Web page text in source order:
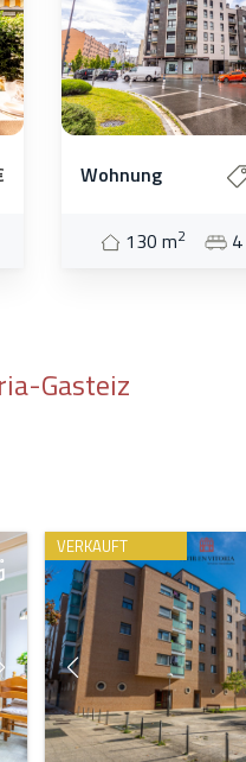
Wohnung
130 m2 4
Gasteiz
VERKAUFT